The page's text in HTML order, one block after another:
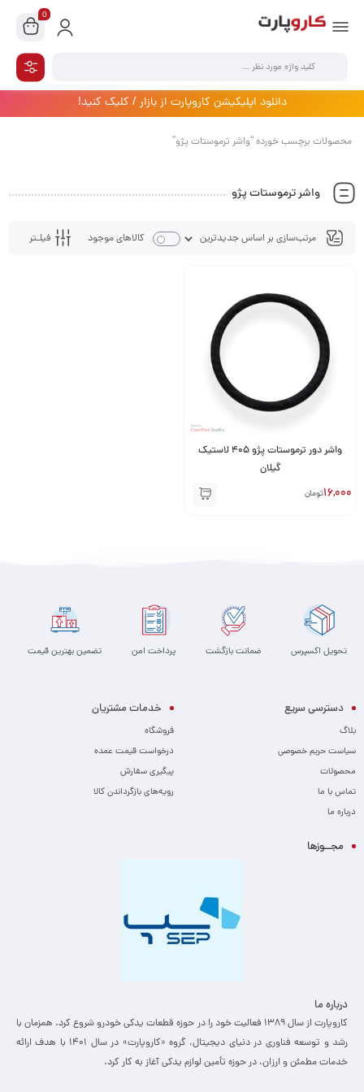
0
دانلود اپلیکیشن کاروپارت از بازار / کلیک کنید!
محصولات برچسب خورده “واشر ترموستات پژو”
واشر ترموستات پژو
فیلـتر کالاهای موجود
واشر دور ترموستات پژو 405 لاستیک
گیلان
16,000تومان
تحویل اکسپرس ضمانت بازگشت پرداخت امن تضمین بهترین قیمت
دسترسی سریع
بلاگ
سیاست حریم خصوصی
محصولات
تماس با ما
درباره ما
خدمات مشتریان
فروشگاه
درخواست قیمت عمده
پیگیری سفارش
رویه‌های بازگرداندن کالا
مجــوزها
درباره ما
کاروپارت از سال ۱۳۸۹ فعالیت خود را در حوزه قطعات یدکی خودرو شروع کرد. همزمان با
رشد و توسعه فناوری در دنیای دیجیتال، گروه «کاروپارت» در سال ۱۴۰۱ با هدف ارائه
خدمات مطمئن و ارزان، ­در حوزه تأمین لوازم یدکی آغاز به کار کرد.